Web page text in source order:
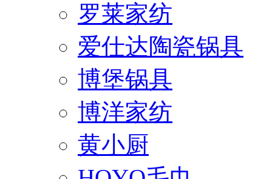
罗莱家纺
爱仕达陶瓷锅具
博堡锅具
博洋家纺
黄小厨